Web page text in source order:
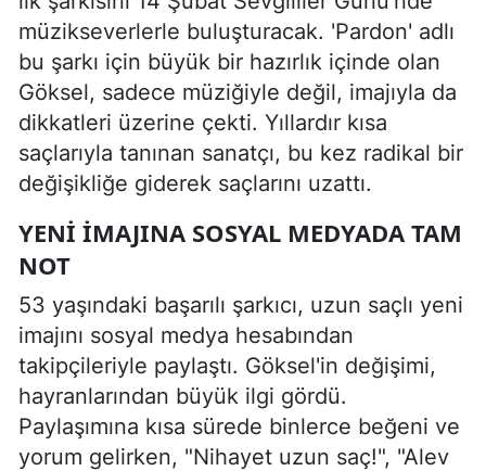
müzikseverlerle buluşturacak. 'Pardon' adlı
bu şarkı için büyük bir hazırlık içinde olan
Göksel, sadece müziğiyle değil, imajıyla da
dikkatleri üzerine çekti. Yıllardır kısa
saçlarıyla tanınan sanatçı, bu kez radikal bir
değişikliğe giderek saçlarını uzattı.
YENI İMAJINA SOSYAL MEDYADA TAM
NOT
53 yaşındaki başarılı şarkıcı, uzun saçlı yeni
imajını sosyal medya hesabından
takipçileriyle paylaştı. Göksel'in değişimi,
hayranlarından büyük ilgi gördü.
Paylaşımına kısa sürede binlerce beğeni ve
yorum gelirken, "Nihayet uzun saç!", "Alev